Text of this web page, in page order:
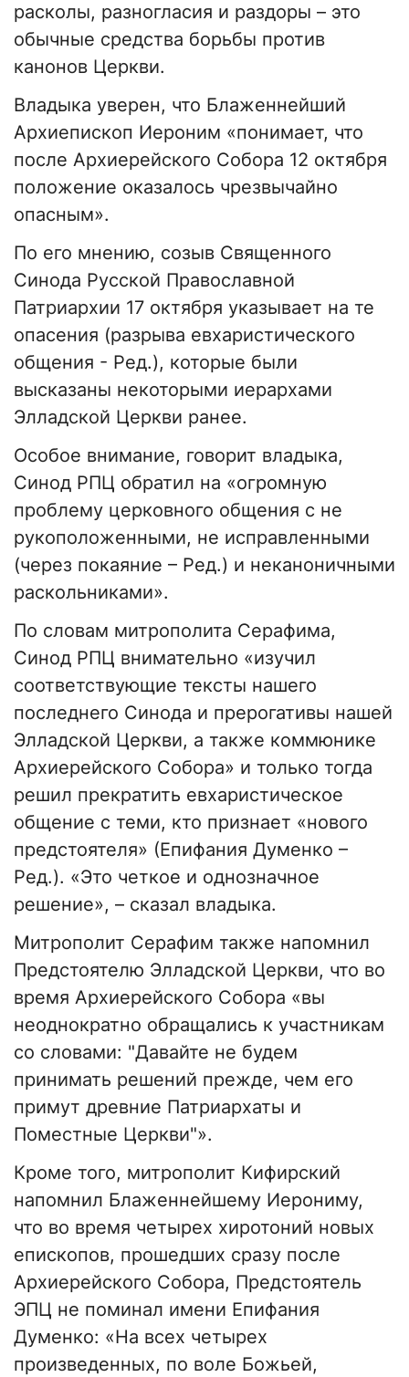
расколы, разногласия и раздоры – это
обычные средства борьбы против
канонов Церкви.
Владыка уверен, что Блаженнейший
Архиепископ Иероним «понимает, что
после Архиерейского Собора 12 октября
положение оказалось чрезвычайно
опасным».
По его мнению, созыв Священного
Синода Русской Православной
Патриархии 17 октября указывает на те
опасения (разрыва евхаристического
общения - Ред.), которые были
высказаны некоторыми иерархами
Элладской Церкви ранее.
Особое внимание, говорит владыка,
Синод РПЦ обратил на «огромную
проблему церковного общения с не
рукоположенными, не исправленными
(через покаяние – Ред.) и неканоничными
раскольниками».
По словам митрополита Серафима,
Синод РПЦ внимательно «изучил
соответствующие тексты нашего
последнего Синода и прерогативы нашей
Элладской Церкви, а также коммюнике
Архиерейского Собора» и только тогда
решил прекратить евхаристическое
общение с теми, кто признает «нового
предстоятеля» (Епифания Думенко –
Ред.). «Это четкое и однозначное
решение», – сказал владыка.
Митрополит Серафим также напомнил
Предстоятелю Элладской Церкви, что во
время Архиерейского Собора «вы
неоднократно обращались к участникам
со словами: "Давайте не будем
принимать решений прежде, чем его
примут древние Патриархаты и
Поместные Церкви"».
Кроме того, митрополит Кифирский
напомнил Блаженнейшему Иерониму,
что во время четырех хиротоний новых
епископов, прошедших сразу после
Архиерейского Собора, Предстоятель
ЭПЦ не поминал имени Епифания
Думенко: «На всех четырех
произведенных, по воле Божьей,